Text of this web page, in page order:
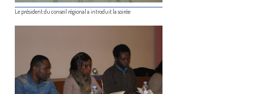
Le président du conseil régional a introduit la soirée